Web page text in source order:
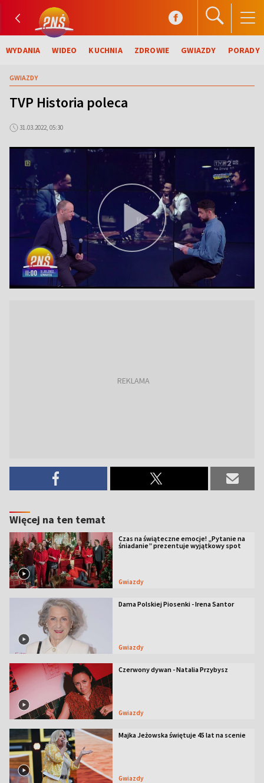
WYDANIA WIDEO KUCHNIA ZDROWIE GWIAZDY PORADY
GWIAZDY
TVP Historia poleca
31.03.2022, 05:30
Więcej na ten temat
Czas na świąteczne emocje! „Pytanie na
śniadanie” prezentuje wyjątkowy spot
Gwiazdy
Dama Polskiej Piosenki - Irena Santor
Gwiazdy
Czerwony dywan - Natalia Przybysz
Gwiazdy
Majka Jeżowska świętuje 45 lat na scenie
Gwiazdy